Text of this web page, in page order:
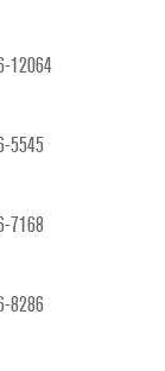
12064
5545
7168
8286